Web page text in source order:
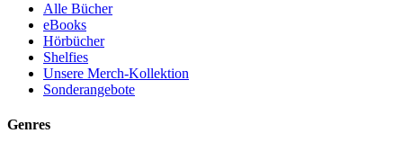
Alle Bücher
eBooks
Hörbücher
Shelfies
Unsere Merch-Kollektion
Sonderangebote
Genres